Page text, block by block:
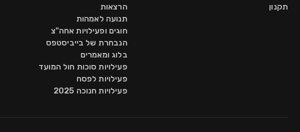
תקנון
הרצאות
תנועה לאמהות
חוגים ופעילויות אחה"צ
הנבחרת של בייביסטפס
בלוג ומאמרים
פעילויות סוכות חול המועד
פעילויות לפסח
פעילויות חנוכה 2025